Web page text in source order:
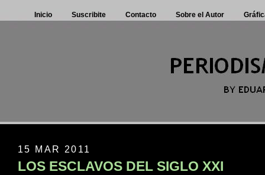
Inicio Suscribite Contacto Sobre el Autor
15 MAR 2011
LOS ESCLAVOS DEL SIGLO XXI